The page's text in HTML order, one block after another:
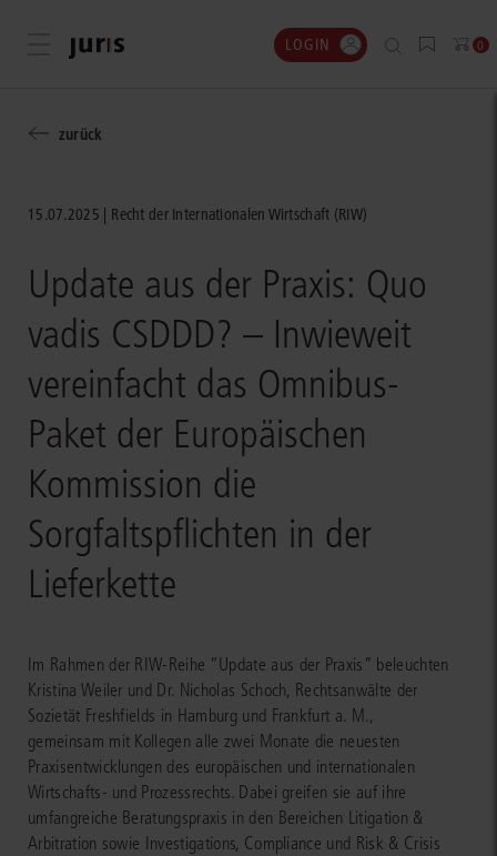
Menü öffnen LOGIN 0
zurück
15.07.2025 Recht der Internationalen Wirtschaft (RIW)
Update aus der Praxis: Quo
vadis CSDDD? – Inwieweit
vereinfacht das Omnibus-
Paket der Europäischen
Kommission die
Sorgfaltspflichten in der
Lieferkette
Im Rahmen der RIW-Reihe “Update aus der Praxis” beleuchten
Kristina Weiler und Dr. Nicholas Schoch, Rechtsanwälte der
Sozietät Freshfields in Hamburg und Frankfurt a. M.,
gemeinsam mit Kollegen alle zwei Monate die neuesten
Praxisentwicklungen des europäischen und internationalen
Wirtschafts- und Prozessrechts. Dabei greifen sie auf ihre
umfangreiche Beratungspraxis in den Bereichen Litigation &
Arbitration sowie Investigations, Compliance und Risk & Crisis